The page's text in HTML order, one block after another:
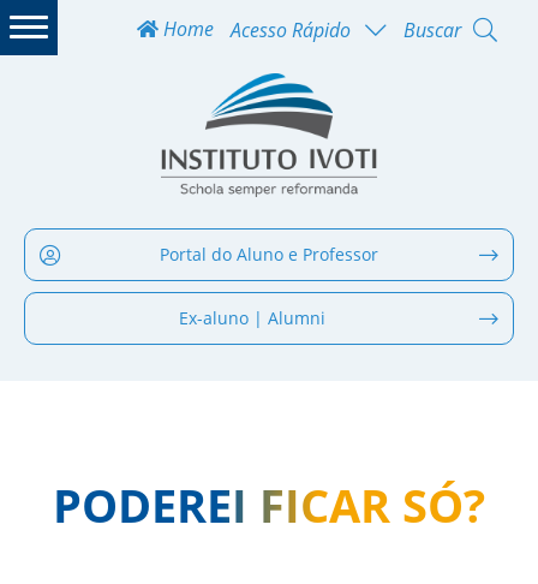
Home Acesso Rápido Buscar
Portal do Aluno e Professor
Ex-aluno | Alumni
PODEREI FICAR SÓ?